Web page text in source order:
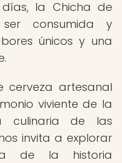
la Chicha de
consumida y
únicos y una
cerveza artesanal
viviente de la
culinaria de las
invita a explorar
de la historia